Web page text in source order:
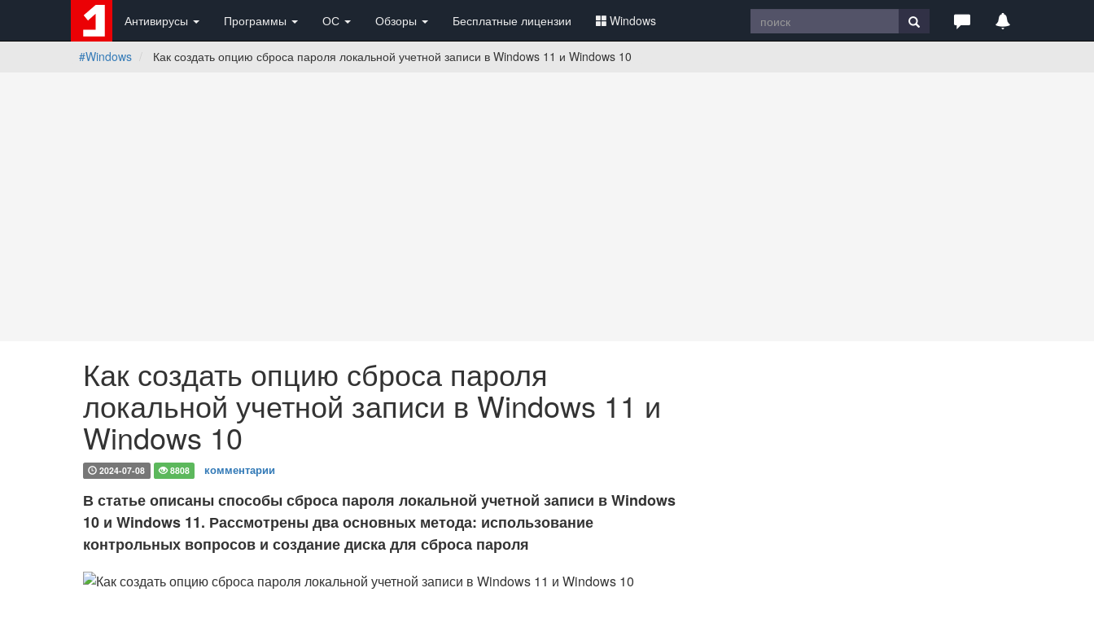
Антивирусы Программы ОС Обзоры Бесплатные лицензии Windows
#Windows Как создать опцию сброса пароля локальной учетной записи в Windows 11 и Windows 10
Как создать опцию сброса пароля
локальной учетной записи в Windows 11 и
Windows 10
2024-07-08 8808 комментарии
В статье описаны способы сброса пароля локальной учетной записи в Windows
10 и Windows 11. Рассмотрены два основных метода: использование
контрольных вопросов и создание диска для сброса пароля